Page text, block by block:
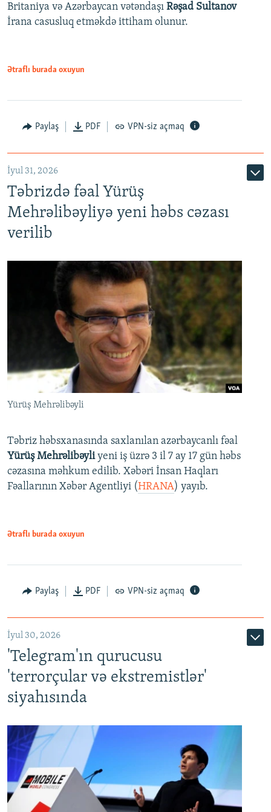
Britaniya və Azərbaycan vətəndaşı Rəşad Sultanov
İrana casusluq etməkdə ittiham olunur.
Ətraflı burada oxuyun
Paylaş PDF VPN-siz açmaq
İyul 31, 2026
Təbrizdə fəal Yürüş
Mehrəlibəyliyə yeni həbs cəzası
verilib
Yürüş Mehrəlibəyli
Təbriz həbsxanasında saxlanılan azərbaycanlı fəal
Yürüş Mehrəlibəyliyeni iş üzrə 3 il 7 ay 17 gün həbs
cəzasına məhkum edilib. Xəbəri İnsan Haqları
Fəallarının Xəbər Agentliyi (HRANA) yayıb.
Ətraflı burada oxuyun
Paylaş PDF VPN-siz açmaq
İyul 30, 2026
'Telegram'ın qurucusu
'terrorçular və ekstremistlər'
siyahısında